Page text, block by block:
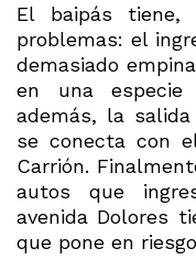
El baipás tiene,
problemas: el
demasiado
en una especie
además, la
se conecta con
Carrión.
autos que
avenida Dolores
que pone en